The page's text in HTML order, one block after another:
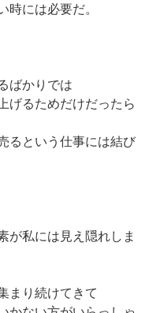
時には必要だ。
ばかりでは
げるためだけだったら
るという仕事には結び
が私には見え隠れしま
まり続けてきて